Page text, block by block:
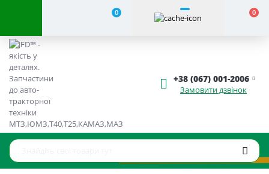
0 0
+38 (067) 001-2006
Замовити дзвінок